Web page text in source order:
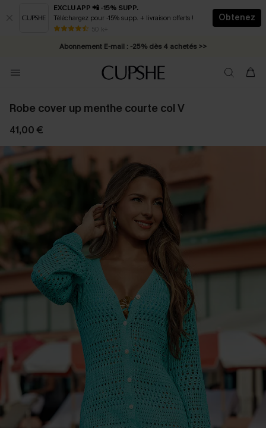
EXCLU APP 📲 -15% SUPP.
Téléchargez pour -15% supp. + livraison offerts !
50 k+
Obtenez
* Livraison éclair 2-3 jours ouvrés >>
Abonnement E-mail : -25% dès 4 achetés >>
Robe cover up menthe courte col V
41,00 €